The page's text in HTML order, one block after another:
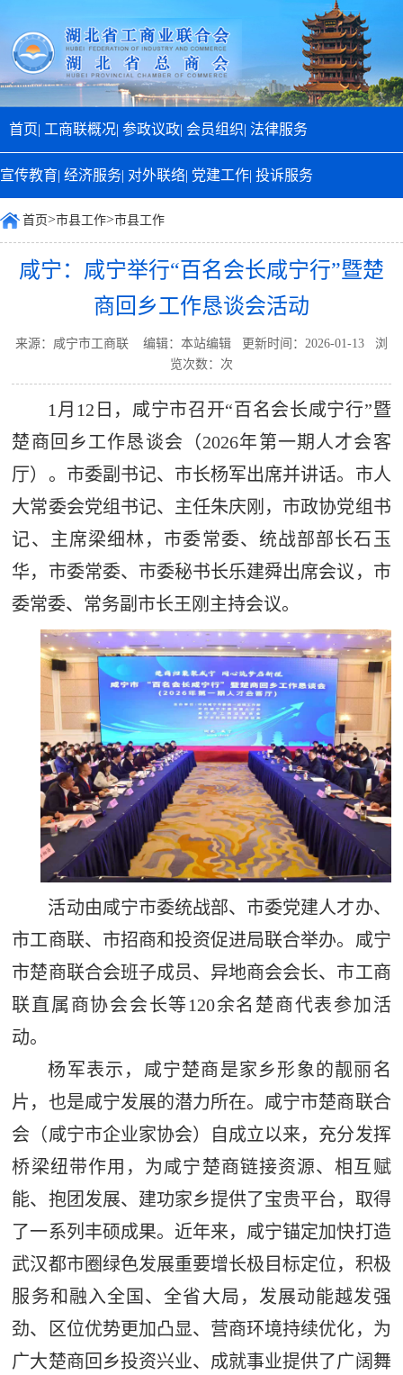
首页| 工商联概况| 参政议政| 会员组织| 法律服务
宣传教育| 经济服务| 对外联络| 党建工作| 投诉服务
首页>市县工作>市县工作
咸宁：咸宁举行“百名会长咸宁行”暨楚
商回乡工作恳谈会活动
来源：咸宁市工商联 编辑：本站编辑 更新时间：2026-01-13 浏
览次数： 次
1月12日，咸宁市召开“百名会长咸宁行”暨
楚商回乡工作恳谈会（2026年第一期人才会客
厅）。市委副书记、市长杨军出席并讲话。市人
大常委会党组书记、主任朱庆刚，市政协党组书
记、主席梁细林，市委常委、统战部部长石玉
华，市委常委、市委秘书长乐建舜出席会议，市
委常委、常务副市长王刚主持会议。
活动由咸宁市委统战部、市委党建人才办、
市工商联、市招商和投资促进局联合举办。咸宁
市楚商联合会班子成员、异地商会会长、市工商
联直属商协会会长等120余名楚商代表参加活
动。
杨军表示，咸宁楚商是家乡形象的靓丽名
片，也是咸宁发展的潜力所在。咸宁市楚商联合
会（咸宁市企业家协会）自成立以来，充分发挥
桥梁纽带作用，为咸宁楚商链接资源、相互赋
能、抱团发展、建功家乡提供了宝贵平台，取得
了一系列丰硕成果。近年来，咸宁锚定加快打造
武汉都市圈绿色发展重要增长极目标定位，积极
服务和融入全国、全省大局，发展动能越发强
劲、区位优势更加凸显、营商环境持续优化，为
广大楚商回乡投资兴业、成就事业提供了广阔舞